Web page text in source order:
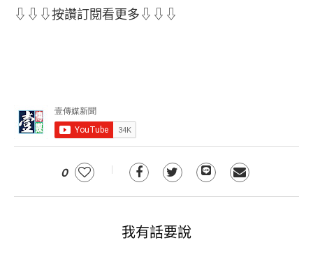
⇩⇩⇩按讚訂閱看更多⇩⇩⇩
0
我有話要說